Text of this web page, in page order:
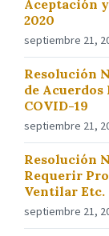
Aceptación
2020
septiembre 21,
Resolución
de Acuerdos
COVID-19
septiembre 21,
Resolución
Requerir
Ventilar Etc.
septiembre 21,